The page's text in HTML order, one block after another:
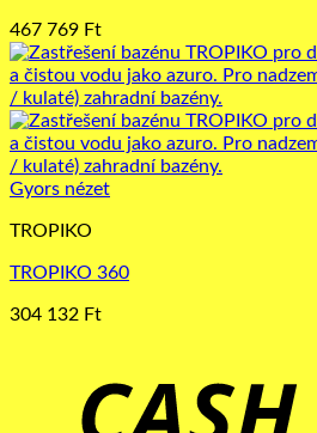
467 769 Ft
Gyors nézet
TROPIKO
TROPIKO 360
304 132 Ft